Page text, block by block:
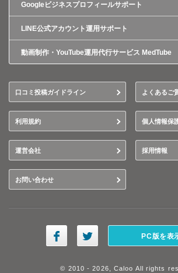
Googleビジネスプロフィールサポート
LINE公式アカウント運用サポート
動画制作・YouTube運用代行サービス MedTube
口コミ投稿ガイドライン よくあるご
利用規約 個人情報保
運営会社 採用情報
お問い合わせ
PC版を表
© 2010 - 2026, Caloo All rights